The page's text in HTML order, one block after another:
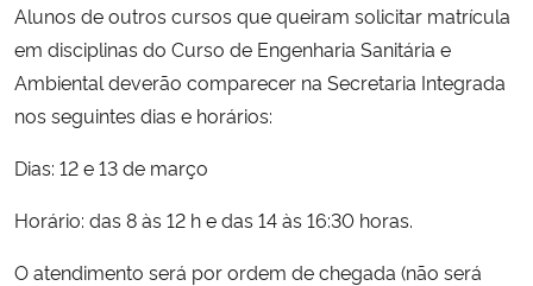
Ministério de Minas e Energia
Ministério da Ciência, Tecnologia, Inovações e Comunicações
Alunos de outros cursos que queiram solicitar matrícula
em disciplinas do Curso de Engenharia Sanitária e
Ambiental deverão comparecer na Secretaria Integrada
nos seguintes dias e horários:
Dias: 12 e 13 de março
Horário: das 8 às 12 h e das 14 às 16:30 horas.
O atendimento será por ordem de chegada (não será